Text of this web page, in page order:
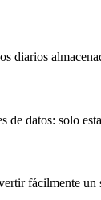
diarios
datos: solo
fácilmente